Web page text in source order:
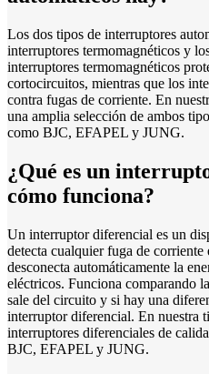
Los dos tipos de interruptores
interruptores termomagnéticos y
interruptores termomagnéticos
cortocircuitos, mientras que los
contra fugas de corriente. En
una amplia selección de ambos
como BJC, EFAPEL y JUNG.
¿Qué es un
cómo funciona?
Un interruptor diferencial es un
detecta cualquier fuga de
desconecta automáticamente la
eléctricos. Funciona comparando
sale del circuito y si hay una
interruptor diferencial. En nuestra
interruptores diferenciales de
BJC, EFAPEL y JUNG.